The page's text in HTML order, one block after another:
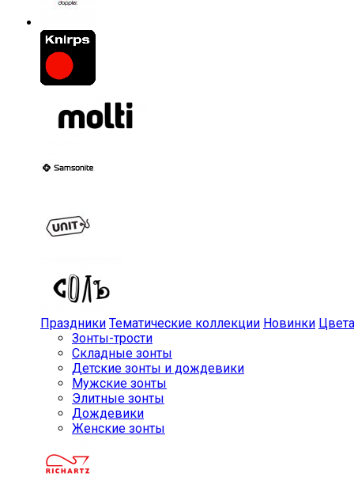
Праздники Тематические коллекции Новинки Цвета
Зонты-трости
Складные зонты
Детские зонты и дождевики
Мужские зонты
Элитные зонты
Дождевики
Женские зонты